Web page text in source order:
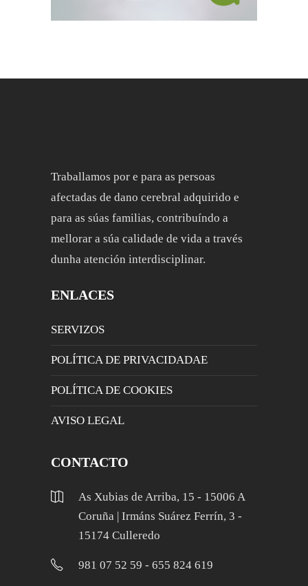
Traballamos por e para as persoas
afectadas de dano cerebral adquirido e
para as súas familias, contribuíndo a
mellorar a súa calidade de vida a través
dunha atención interdisciplinar.
ENLACES
SERVIZOS
POLÍTICA DE PRIVACIDADAE
POLÍTICA DE COOKIES
AVISO LEGAL
CONTACTO
As Xubias de Arriba, 15 - 15006 A
Coruña | Irmáns Suárez Ferrín, 3 -
15174 Culleredo
981 07 52 59 - 655 824 619